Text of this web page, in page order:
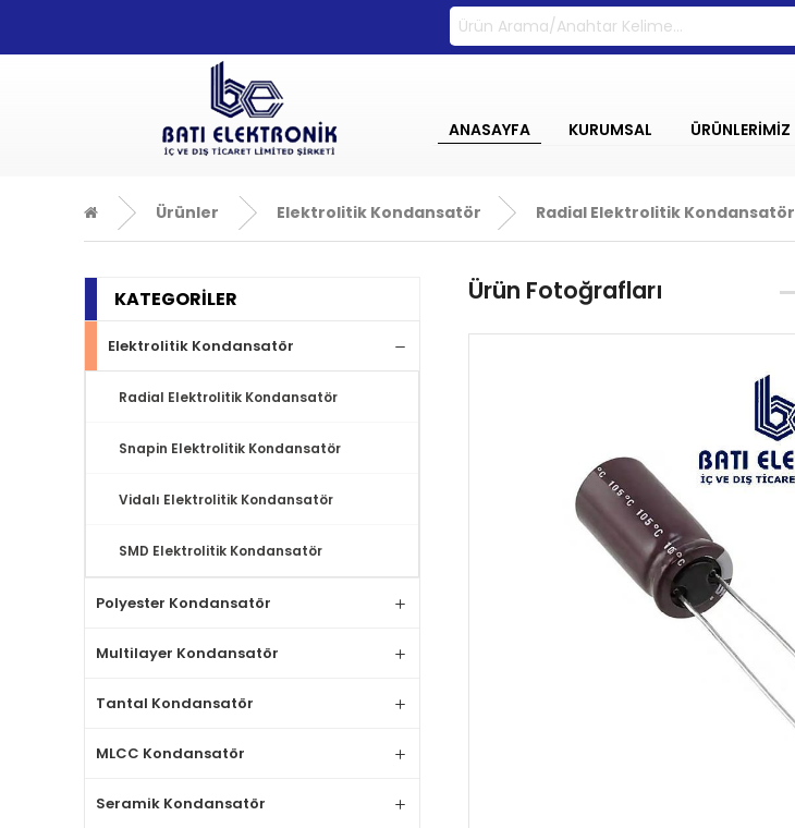
ANASAYFA KURUMSAL ÜRÜNLERİMİZ
Ürünler Elektrolitik Kondansatör Radial Elektrolitik Kondansatör
KATEGORİLER
Elektrolitik Kondansatör
Radial Elektrolitik Kondansatör
Snapin Elektrolitik Kondansatör
Vidalı Elektrolitik Kondansatör
SMD Elektrolitik Kondansatör
Polyester Kondansatör
Multilayer Kondansatör
Tantal Kondansatör
MLCC Kondansatör
Seramik Kondansatör
Ürün Fotoğrafları